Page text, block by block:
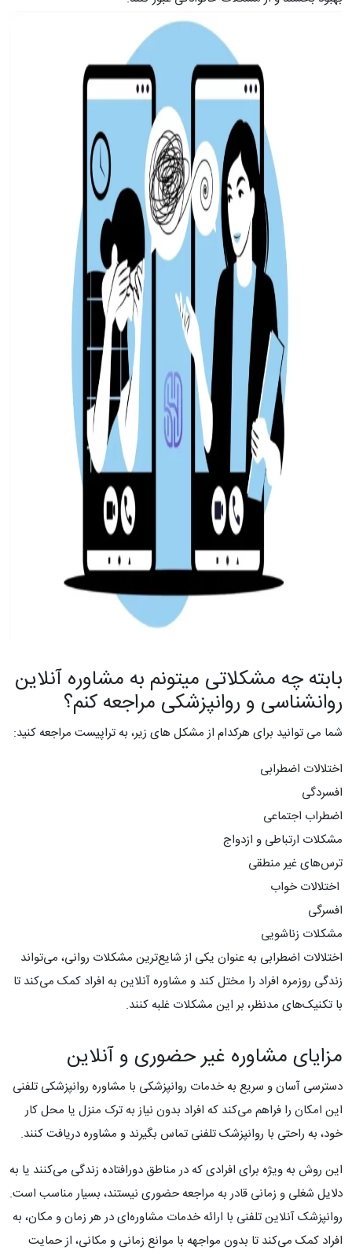
بابته چه مشکلاتی میتونم به مشاوره آنلاین
روانشناسی و روانپزشکی مراجعه کنم؟
شما می توانید برای هرکدام از مشکل های زیر، به تراپیست مراجعه کنید:
اختلالات اضطرابی
افسردگی
اضطراب اجتماعی
مشکلات ارتباطی و ازدواج
ترس‌های غیر منطقی
اختلالات خواب
افسرگی
مشکلات زناشویی
اختلالات اضطرابی به عنوان یکی از شایع‌ترین مشکلات روانی، می‌تواند
زندگی روزمره افراد را مختل کند و مشاوره آنلاین به افراد کمک می‌کند تا
با تکنیک‌های مدنظر، بر این مشکلات غلبه کنند.
مزایای مشاوره غیر حضوری و آنلاین
دسترسی آسان و سریع به خدمات روانپزشکی با مشاوره روانپزشکی تلفنی
این امکان را فراهم می‌کند که افراد بدون نیاز به ترک منزل یا محل کار
خود، به راحتی با روانپزشک تلفنی تماس بگیرند و مشاوره دریافت کنند.
این روش به ویژه برای افرادی که در مناطق دورافتاده زندگی می‌کنند یا به
دلایل شغلی و زمانی قادر به مراجعه حضوری نیستند، بسیار مناسب است.
روانپزشک آنلاین تلفنی با ارائه خدمات مشاوره‌ای در هر زمان و مکان، به
افراد کمک می‌کند تا بدون مواجهه با موانع زمانی و مکانی، از حمایت